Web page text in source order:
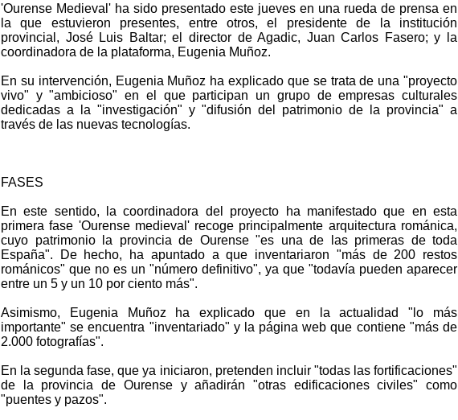
'Ourense Medieval' ha sido presentado este jueves en una rueda de prensa en
la que estuvieron presentes, entre otros, el presidente de la institución
provincial, José Luis Baltar; el director de Agadic, Juan Carlos Fasero; y la
coordinadora de la plataforma, Eugenia Muñoz.
En su intervención, Eugenia Muñoz ha explicado que se trata de una "proyecto
vivo" y "ambicioso" en el que participan un grupo de empresas culturales
dedicadas a la "investigación" y "difusión del patrimonio de la provincia" a
través de las nuevas tecnologías.
FASES
En este sentido, la coordinadora del proyecto ha manifestado que en esta
primera fase 'Ourense medieval' recoge principalmente arquitectura románica,
cuyo patrimonio la provincia de Ourense "es una de las primeras de toda
España". De hecho, ha apuntado a que inventariaron "más de 200 restos
románicos" que no es un "número definitivo", ya que "todavía pueden aparecer
entre un 5 y un 10 por ciento más".
Asimismo, Eugenia Muñoz ha explicado que en la actualidad "lo más
importante" se encuentra "inventariado" y la página web que contiene "más de
2.000 fotografías".
En la segunda fase, que ya iniciaron, pretenden incluir "todas las fortificaciones"
de la provincia de Ourense y añadirán "otras edificaciones civiles" como
"puentes y pazos".